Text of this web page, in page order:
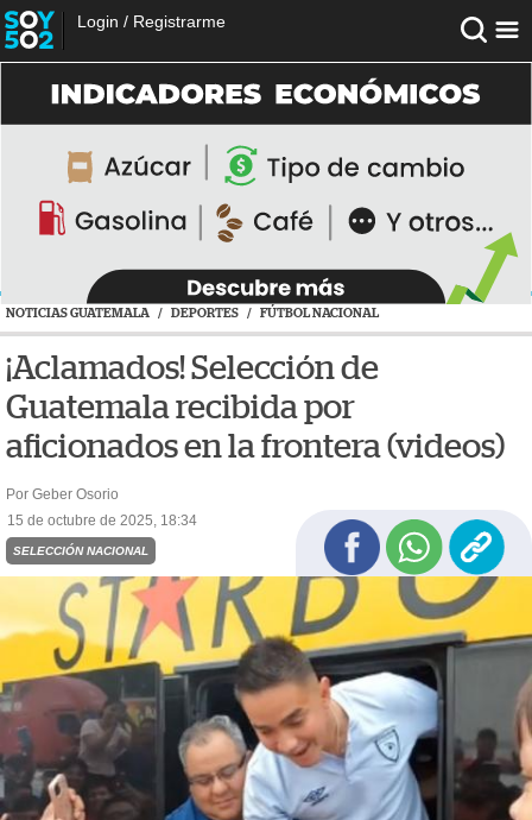
Login / Registrarme
NOTICIAS GUATEMALA / DEPORTES / FÚTBOL NACIONAL
¡Aclamados! Selección de
Guatemala recibida por
aficionados en la frontera (videos)
Por Geber Osorio
15 de octubre de 2025, 18:34
SELECCIÓN NACIONAL